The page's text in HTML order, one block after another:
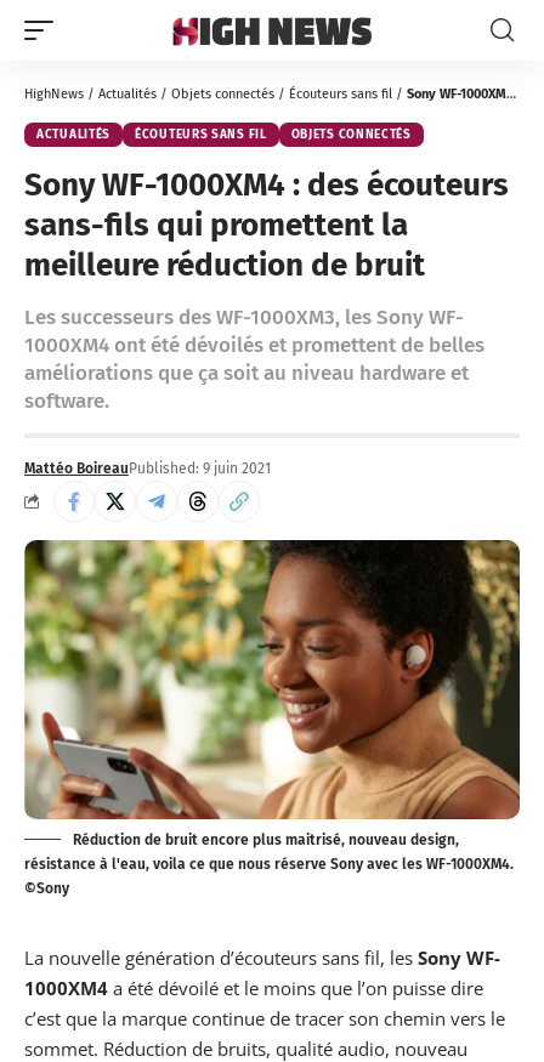
HighNews / Actualités / Objets connectés / Écouteurs sans fil / Sony WF-1000XM4 : des écouteurs sans-fils qui promettent la meilleure réduction de bruit
ACTUALITÉS ÉCOUTEURS SANS FIL OBJETS CONNECTÉS
Sony WF-1000XM4 : des écouteurs
sans-fils qui promettent la
meilleure réduction de bruit
Les successeurs des WF-1000XM3, les Sony WF-
1000XM4 ont été dévoilés et promettent de belles
améliorations que ça soit au niveau hardware et
software.
Mattéo Boireau Published: 9 juin 2021
Réduction de bruit encore plus maitrisé, nouveau design,
résistance à l'eau, voila ce que nous réserve Sony avec les WF-1000XM4.
©Sony
La nouvelle génération d’écouteurs sans fil, les Sony WF-
1000XM4 a été dévoilé et le moins que l’on puisse dire
c’est que la marque continue de tracer son chemin vers le
sommet. Réduction de bruits, qualité audio, nouveau